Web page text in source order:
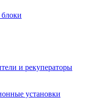
и рекуператоры
установки